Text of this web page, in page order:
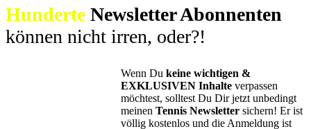
dem
Slim-
XR
Hunderte Newsletter Abonnenten
können nicht irren, oder?!
Wenn Du keine wichtigen &
EXKLUSIVEN Inhalte verpassen
möchtest, solltest Du Dir jetzt unbedingt
meinen Tennis Newsletter sichern! Er ist
völlig kostenlos und die Anmeldung ist